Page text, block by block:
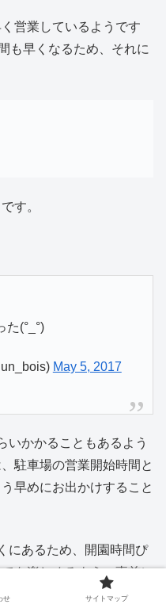
営業しているようです
も早くなるため、それに
す。
た(°_°)
May 5, 2017
いかかることもあるよう
駐車場の営業開始時間と
早めにお出かけすること
にあるため、開園時間ぴ
を楽しめるよう、事前に
近い方の駐車場を選ぶの
せ サイトマップ